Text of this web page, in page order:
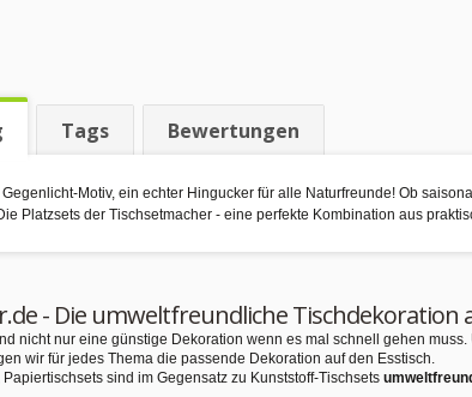
Tags Bewertungen
Motiv, ein echter Hingucker für alle Naturfreunde! Ob
Platzsets der Tischsetmacher - eine perfekte Kombination aus
- Die umweltfreundliche Tischdekoration
nicht nur eine günstige Dekoration wenn es mal schnell gehen
wir für jedes Thema die passende Dekoration auf den Esstisch.
sind im Gegensatz zu Kunststoff-Tischsets